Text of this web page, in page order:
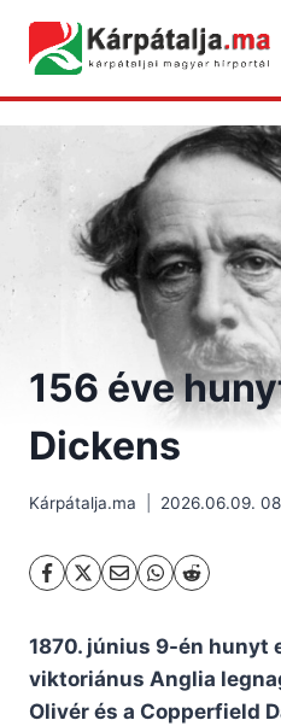
content
156 éve
Dickens
Kárpátalja.ma 2026.06.09.
1870. június 9-én hunyt
viktoriánus Anglia
Olivér és a Copperfield